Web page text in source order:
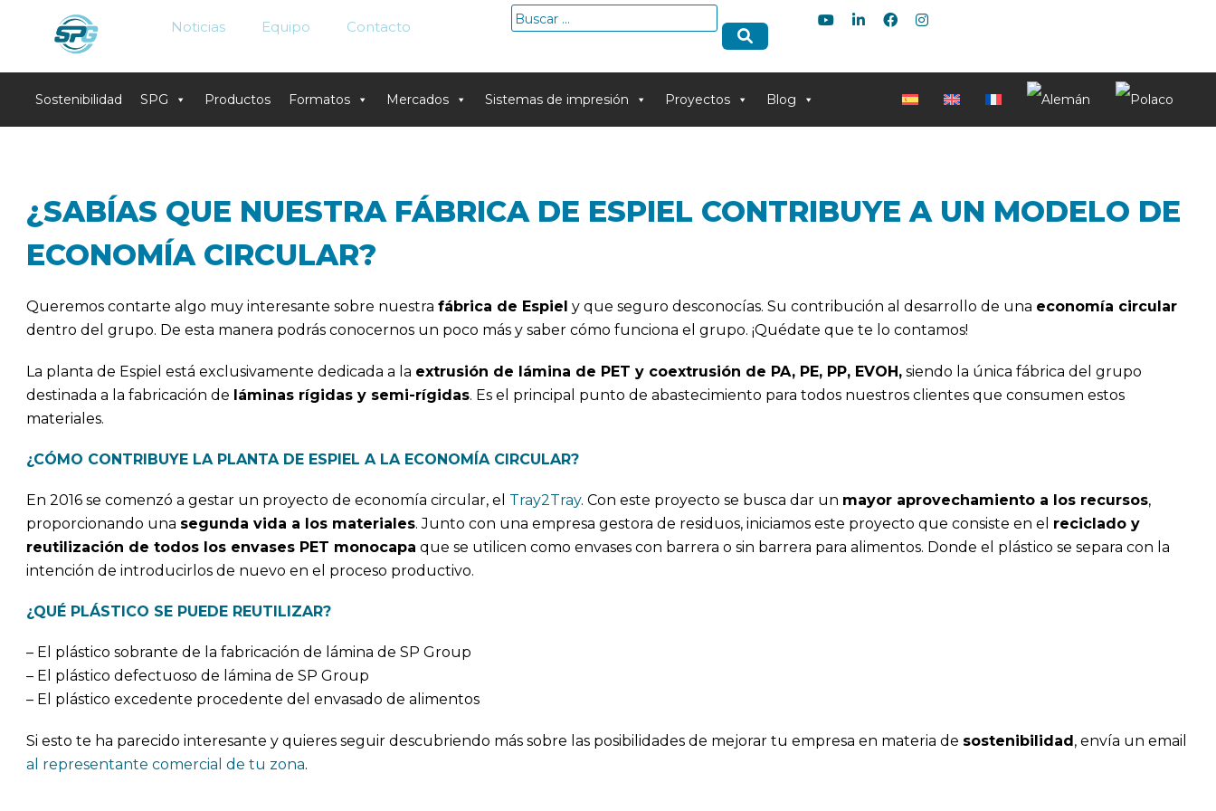
Noticias Equipo Contacto
Buscar:
Sostenibilidad SPG Productos Formatos Mercados Sistemas de impresión Proyectos Blog
¿SABÍAS QUE NUESTRA FÁBRICA DE ESPIEL CONTRIBUYE A UN MODELO DE
ECONOMÍA CIRCULAR?
Queremos contarte algo muy interesante sobre nuestra fábrica de Espiel y que seguro desconocías. Su contribución al desarrollo de una economía circular
dentro del grupo. De esta manera podrás conocernos un poco más y saber cómo funciona el grupo. ¡Quédate que te lo contamos!
La planta de Espiel está exclusivamente dedicada a la extrusión de lámina de PET y coextrusión de PA, PE, PP, EVOH,siendo la única fábrica del grupo
destinada a la fabricación de láminas rígidas y semi-rígidas. Es el principal punto de abastecimiento para todos nuestros clientes que consumen estos
materiales.
¿CÓMO CONTRIBUYE LA PLANTA DE ESPIEL A LA ECONOMÍA CIRCULAR?
En 2016 se comenzó a gestar un proyecto de economía circular, el Tray2Tray. Con este proyecto se busca dar un mayor aprovechamiento a los recursos,
proporcionando una segunda vida a los materiales. Junto con una empresa gestora de residuos, iniciamos este proyecto que consiste en el reciclado y
reutilización de todos los envases PET monocapa que se utilicen como envases con barrera o sin barrera para alimentos. Donde el plástico se separa con la
intención de introducirlos de nuevo en el proceso productivo.
¿QUÉ PLÁSTICO SE PUEDE REUTILIZAR?
– El plástico sobrante de la fabricación de lámina de SP Group
– El plástico defectuoso de lámina de SP Group
– El plástico excedente procedente del envasado de alimentos
Si esto te ha parecido interesante y quieres seguir descubriendo más sobre las posibilidades de mejorar tu empresa en materia de sostenibilidad, envía un email
al representante comercial de tu zona.